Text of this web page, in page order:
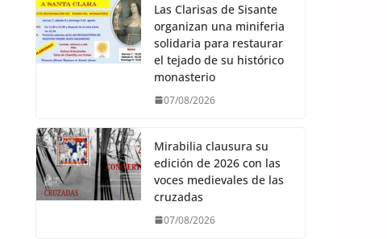
Las Clarisas de Sisante
organizan una miniferia
solidaria para restaurar
el tejado de su histórico
monasterio
07/08/2026
Mirabilia clausura su
edición de 2026 con las
voces medievales de las
cruzadas
07/08/2026